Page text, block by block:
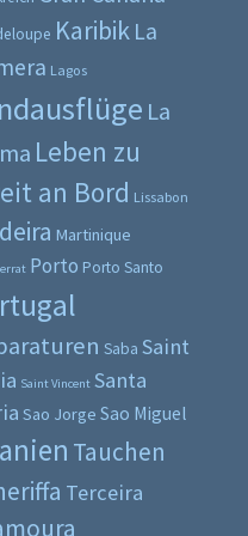
Karibik La
Lagos
La
Leben zu
an Bord Lissabon
Martinique
Porto Porto Santo
Saba Saint
Saint Vincent Santa
Sao Jorge Sao Miguel
Tauchen
Terceira